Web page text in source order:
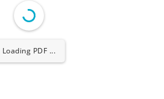
Loading PDF 2% ...